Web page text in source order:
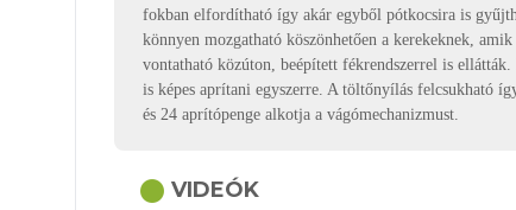
fokban elfordítható így akár egyből pótkocsira is
könnyen mozgatható köszönhetően a kerekeknek,
vontatható közúton, beépített fékrendszerrel is ellátták.
is képes aprítani egyszerre. A töltőnyílás felcsukható
és 24 aprítópenge alkotja a vágómechanizmust.
circle VIDEÓK